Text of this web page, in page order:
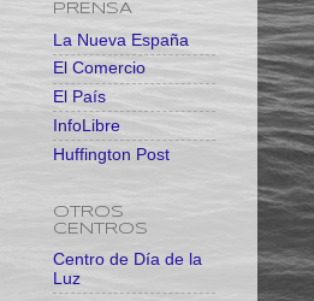
PRENSA
La Nueva España
El Comercio
El País
InfoLibre
Huffington Post
OTROS
CENTROS
Centro de Día de la
Luz